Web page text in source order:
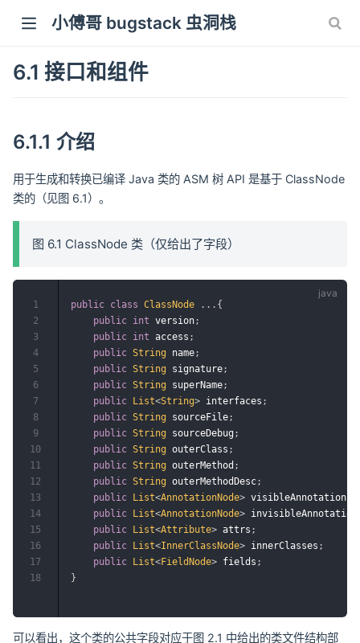
小傅哥 bugstack 虫洞栈
6.1 接口和组件
6.1.1 介绍
用于生成和转换已编译 Java 类的 ASM 树 API 是基于 ClassNode
类的（见图 6.1）。
图 6.1 ClassNode 类（仅给出了字段）
public class ClassNode . . . {
public int version ;
public int access ;
public String name ;
public String signature ;
public String superName ;
public List<String> interfaces ;
public String sourceFile ;
public String sourceDebug ;
public String outerClass ;
public String outerMethod ;
public String outerMethodDesc ;
public List<AnnotationNode> visibleAnnotations
public List<AnnotationNode>
public List<Attribute> attrs ;
public List<InnerClassNode> innerClasses ;
public List<FieldNode> fields ;
}
1
2
3
4
5
6
7
8
9
10
11
12
13
14
15
16
17
18
可以看出，这个类的公共字段对应于图 2.1 中给出的类文件结构部